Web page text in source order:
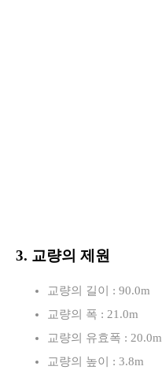
3. 교량의 제원
교량의 길이 : 90.0m
교량의 폭 : 21.0m
교량의 유효폭 : 20.0m
교량의 높이 : 3.8m